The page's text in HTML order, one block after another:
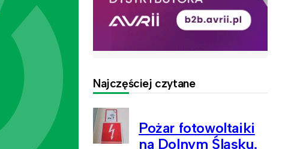
Najczęściej czytane
Pożar fotowoltaiki
na Dolnym Śląsku.